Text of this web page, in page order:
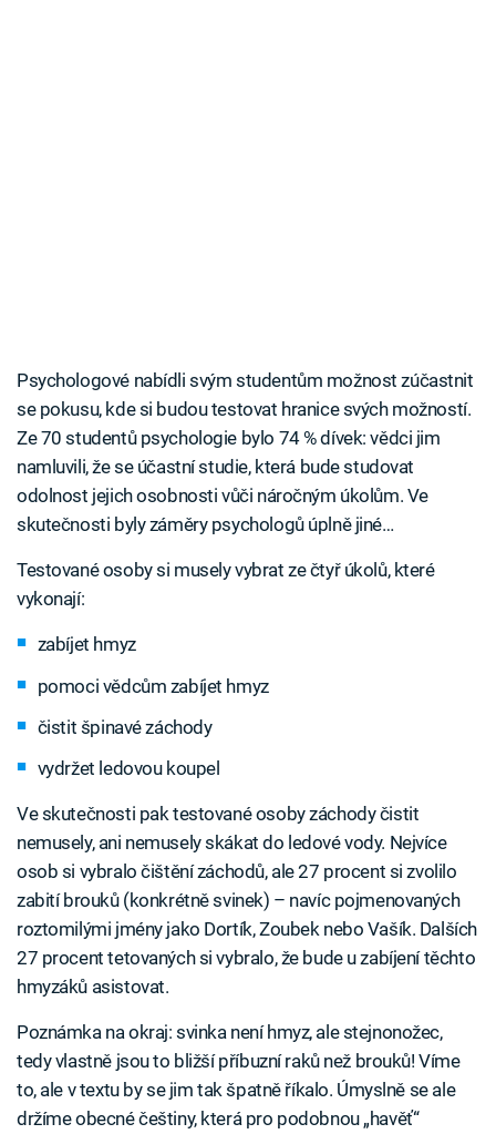
Psychologové nabídli svým studentům možnost zúčastnit
se pokusu, kde si budou testovat hranice svých možností.
Ze 70 studentů psychologie bylo 74 % dívek: vědci jim
namluvili, že se účastní studie, která bude studovat
odolnost jejich osobnosti vůči náročným úkolům. Ve
skutečnosti byly záměry psychologů úplně jiné…
Testované osoby si musely vybrat ze čtyř úkolů, které
vykonají:
zabíjet hmyz
pomoci vědcům zabíjet hmyz
čistit špinavé záchody
vydržet ledovou koupel
Ve skutečnosti pak testované osoby záchody čistit
nemusely, ani nemusely skákat do ledové vody. Nejvíce
osob si vybralo čištění záchodů, ale 27 procent si zvolilo
zabití brouků (konkrétně svinek) – navíc pojmenovaných
roztomilými jmény jako Dortík, Zoubek nebo Vašík. Dalších
27 procent tetovaných si vybralo, že bude u zabíjení těchto
hmyzáků asistovat.
Poznámka na okraj: svinka není hmyz, ale stejnonožec,
tedy vlastně jsou to bližší příbuzní raků než brouků! Víme
to, ale v textu by se jim tak špatně říkalo. Úmyslně se ale
držíme obecné češtiny, která pro podobnou „havěť“